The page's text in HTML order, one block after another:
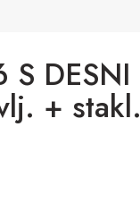
S DESNI
+ stakl.